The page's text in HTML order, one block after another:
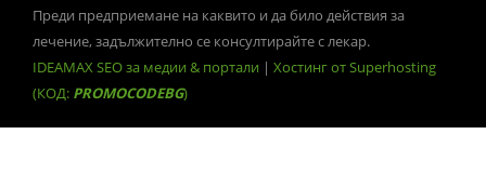
Преди предприемане на каквито и да било действия за
лечение, задължително се консултирайте с лекар.
IDEAMAX SEO за медии & портали | Хостинг от Superhosting
(КОД: PROMOCODEBG)